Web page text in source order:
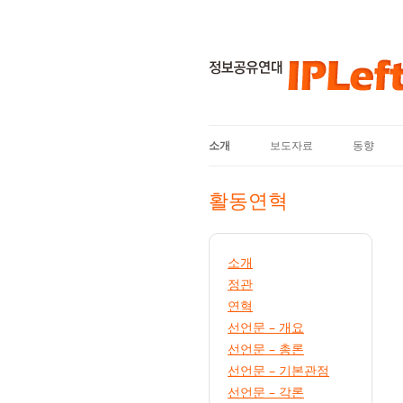
소개 보도자료 동향
활동연혁
소개
정관
연혁
선언문 – 개요
선언문 – 총론
선언문 – 기본관점
선언문 – 각론